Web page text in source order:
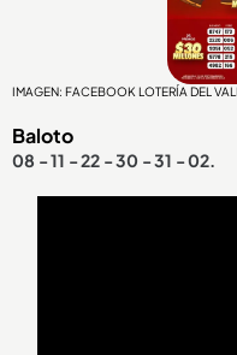
IMAGEN: FACEBOOK LOTERÍA DEL
Baloto
08 - 11 - 22 - 30 - 31 - 02.